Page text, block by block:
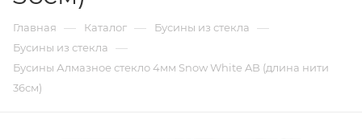
Главная — Каталог — Бусины из стекла —
Бусины из стекла —
Бусины Алмазное стекло 4мм Snow White AB (длина нити
36см)